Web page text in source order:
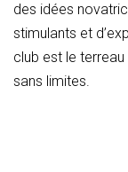
des idées
stimulants et
club est le
sans limites.